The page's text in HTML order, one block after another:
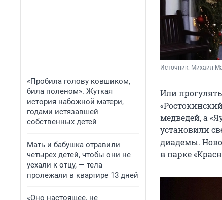
«Пробила голову ковшиком,
била поленом». Жуткая
история набожной матери,
годами истязавшей
собственных детей
Мать и бабушка отравили
четырех детей, чтобы они не
уехали к отцу, — тела
пролежали в квартире 13 дней
«Оно настоящее, не
Источник: Михаил
Или
медведей, а
установили
диадемы.
в парке